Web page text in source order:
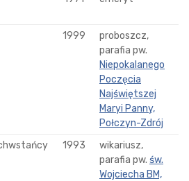
1999
proboszcz,
parafia pw.
Niepokalanego
Poczęcia
Najświętszej
Maryi Panny,
Połczyn-Zdrój
1993
wikariusz,
parafia pw. św.
Wojciecha BM,